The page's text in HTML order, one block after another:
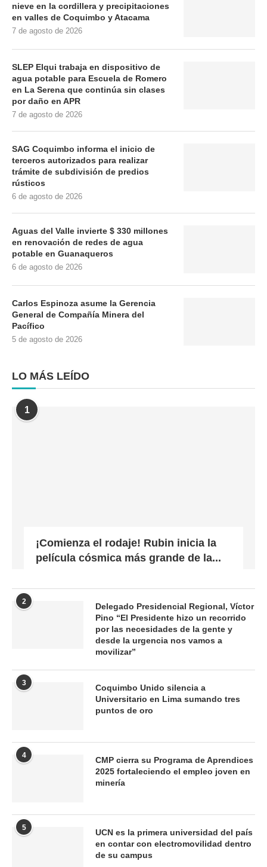
nieve en la cordillera y precipitaciones
en valles de Coquimbo y Atacama
7 de agosto de 2026
SLEP Elqui trabaja en dispositivo de
agua potable para Escuela de Romero
en La Serena que continúa sin clases
por daño en APR
7 de agosto de 2026
SAG Coquimbo informa el inicio de
terceros autorizados para realizar
trámite de subdivisión de predios
rústicos
6 de agosto de 2026
Aguas del Valle invierte $ 330 millones
en renovación de redes de agua
potable en Guanaqueros
6 de agosto de 2026
Carlos Espinoza asume la Gerencia
General de Compañía Minera del
Pacífico
5 de agosto de 2026
LO MÁS LEÍDO
1
¡Comienza el rodaje! Rubin inicia la
película cósmica más grande de la...
2
Delegado Presidencial Regional, Víctor
Pino “El Presidente hizo un recorrido
por las necesidades de la gente y
desde la urgencia nos vamos a
movilizar”
3
Coquimbo Unido silencia a
Universitario en Lima sumando tres
puntos de oro
4
CMP cierra su Programa de Aprendices
2025 fortaleciendo el empleo joven en
minería
5
UCN es la primera universidad del país
en contar con electromovilidad dentro
de su campus